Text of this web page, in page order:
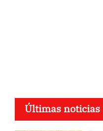
Últimas noticias